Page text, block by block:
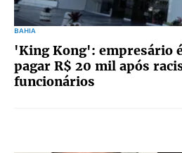
BAHIA
'King Kong': empresário
pagar R$ 20 mil após
funcionários